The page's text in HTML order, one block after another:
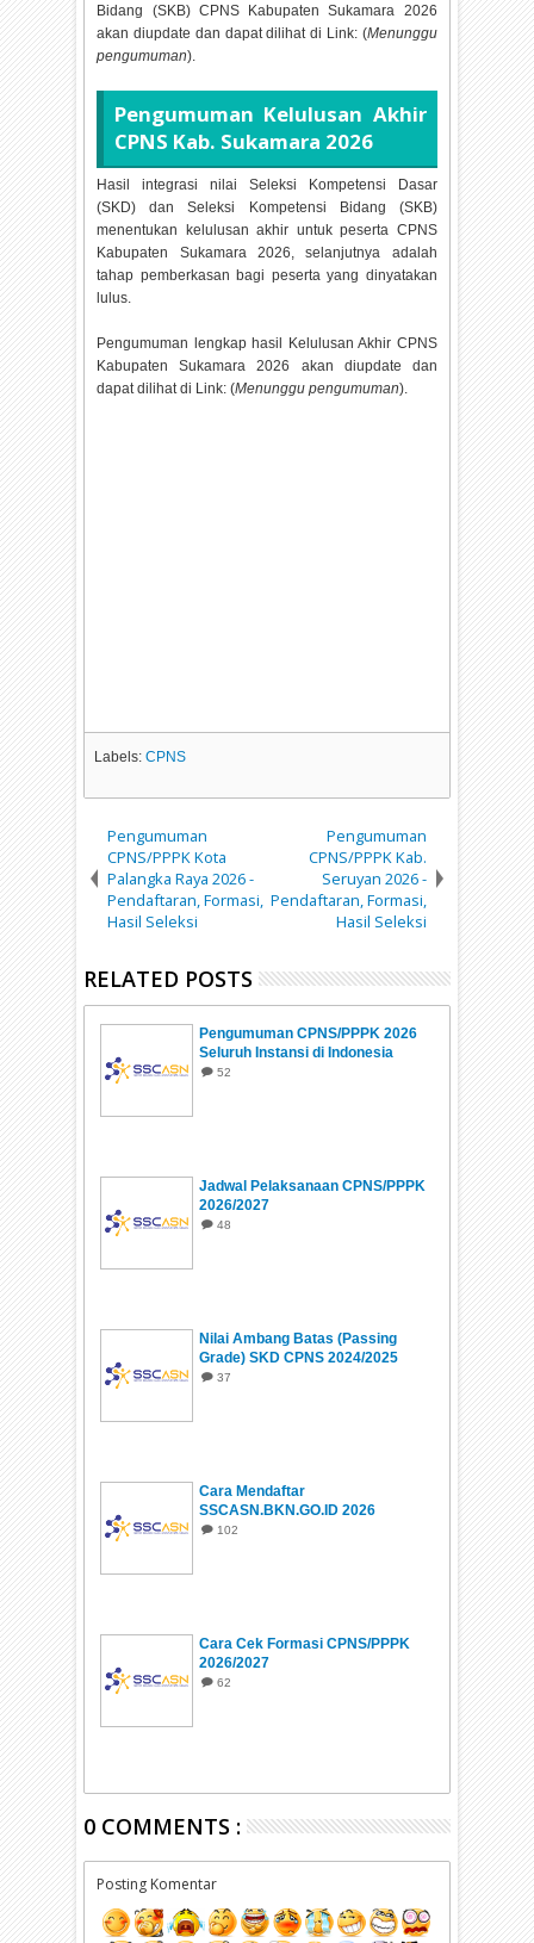
Bidang (SKB) CPNS Kabupaten Sukamara 2026
akan diupdate dan dapat dilihat di Link: (Menunggu
pengumuman).
Pengumuman Kelulusan Akhir
CPNS Kab. Sukamara 2026
Hasil integrasi nilai Seleksi Kompetensi Dasar
(SKD) dan Seleksi Kompetensi Bidang (SKB)
menentukan kelulusan akhir untuk peserta CPNS
Kabupaten Sukamara 2026, selanjutnya adalah
tahap pemberkasan bagi peserta yang dinyatakan
lulus.
Pengumuman lengkap hasil Kelulusan Akhir CPNS
Kabupaten Sukamara2026 akan diupdate dan
dapat dilihat di Link: (Menunggu pengumuman).
Labels:CPNS
Pengumuman
CPNS/PPPK Kota
Palangka Raya 2026 -
Pendaftaran, Formasi,
Hasil Seleksi
Pengumuman
CPNS/PPPK Kab.
Seruyan 2026 -
Pendaftaran, Formasi,
Hasil Seleksi
RELATED POSTS
Pengumuman CPNS/PPPK 2026
Seluruh Instansi di Indonesia
52
Jadwal Pelaksanaan CPNS/PPPK
2026/2027
48
Nilai Ambang Batas (Passing
Grade) SKD CPNS 2024/2025
37
Cara Mendaftar
SSCASN.BKN.GO.ID 2026
102
Cara Cek Formasi CPNS/PPPK
2026/2027
62
0 COMMENTS :
Posting Komentar